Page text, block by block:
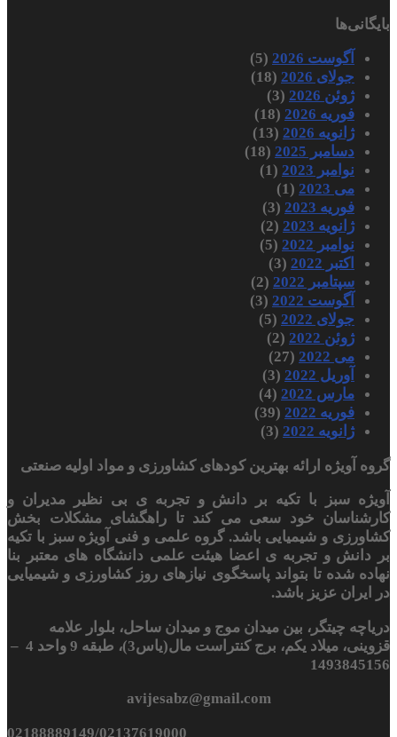
بایگانی‌ها
آگوست 2026
(5)
جولای 2026
(18)
ژوئن 2026
(3)
فوریه 2026
(18)
ژانویه 2026
(13)
دسامبر 2025
(18)
نوامبر 2023
(1)
می 2023
(1)
فوریه 2023
(3)
ژانویه 2023
(2)
نوامبر 2022
(5)
اکتبر 2022
(3)
سپتامبر 2022
(2)
آگوست 2022
(3)
جولای 2022
(5)
ژوئن 2022
(2)
می 2022
(27)
آوریل 2022
(3)
مارس 2022
(4)
فوریه 2022
(39)
ژانویه 2022
(3)
گروه آویژه ارائه بهترین کودهای کشاورزی و مواد اولیه صنعتی
آویژه سبز با تکیه بر دانش و تجربه ی بی نظیر مدیران و
کارشناسان خود سعی می کند تا راهگشای مشکلات بخش
کشاورزی و شیمیایی باشد. گروه علمی و فنی آویژه سبز با تکیه
بر دانش و تجربه ی اعضا هیئت علمی دانشگاه های معتبر بنا
نهاده شده تا بتواند پاسخگوی نیازهای روز کشاورزی و شیمیایی
در ایران عزیز باشد.
دریاچه چیتگر، بین میدان موج و میدان ساحل، بلوار علامه
قزوینی، میلاد یکم، برج کنتراست مال(یاس3)، طبقه 9 واحد 4 –
1493845156
avijesabz@gmail.com
02188889149/02137619000